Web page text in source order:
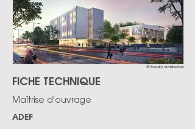
© Boudry architectes
FICHE TECHNIQUE
Maîtrise d'ouvrage
ADEF